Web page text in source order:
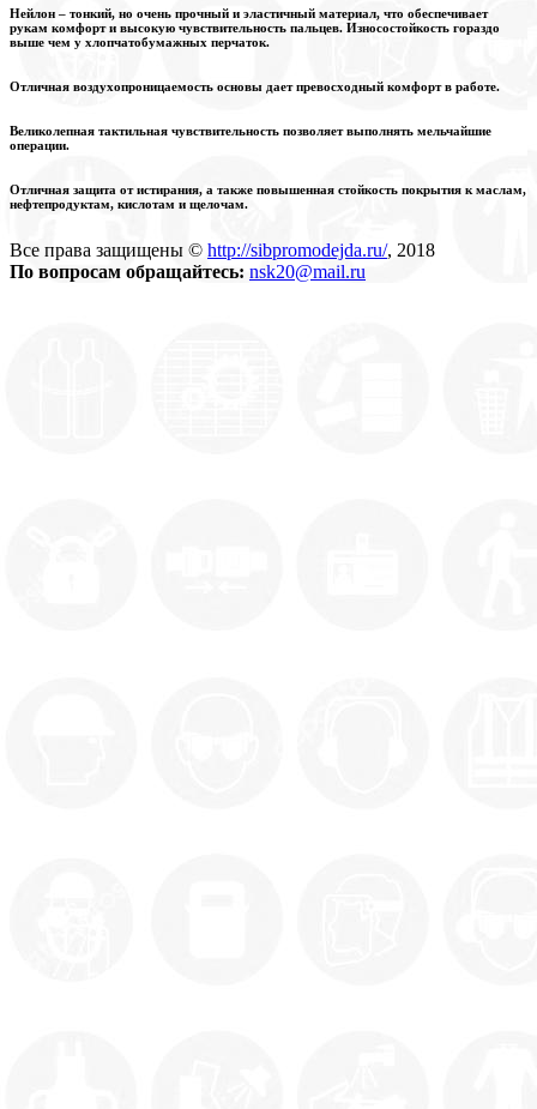
Нейлон – тонкий, но очень прочный и эластичный материал, что обеспечивает
рукам комфорт и высокую чувствительность пальцев. Износостойкость гораздо
выше чем у хлопчатобумажных перчаток.
Отличная воздухопроницаемость основы дает превосходный комфорт в работе.
Великолепная тактильная чувствительность позволяет выполнять мельчайшие
операции.
Отличная защита от истирания, а также повышенная стойкость покрытия к маслам,
нефтепродуктам, кислотам и щелочам.
Все права защищены © http://sibpromodejda.ru/, 2018
По вопросам обращайтесь: nsk20@mail.ru